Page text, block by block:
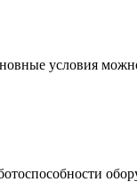
условия